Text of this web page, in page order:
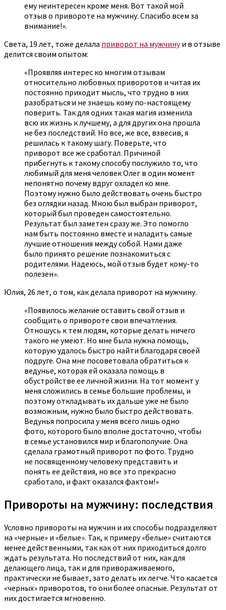
ему неинтересен кроме меня. Вот такой мой
отзыв о привороте на мужчину. Спасибо всем за
внимание!».
Света, 19 лет, тоже делала приворот на мужчинуи в отзыве
делится своим опытом:
«Проявляя интерес ко многим отзывам
относительно любовных приворотов и читая их
постоянно приходит мысль, что трудно в них
разобраться и не знаешь кому по-настоящему
поверить. Так для одних такая магия изменила
всю их жизнь к лучшему, а для других она прошла
не без последствий. Но все, же все, взвесив, я
решилась к такому шагу. Поверьте, что
приворот все же сработал. Причиной
прибегнуть к такому способу послужило то, что
любимый для меня человек Олег в один момент
непонятно почему вдруг охладел ко мне.
Поэтому нужно было действовать очень быстро
без оглядки назад. Мною был выбран приворот,
который был проведен самостоятельно.
Результат был заметен сразу же. Это помогло
нам быть постоянно вместе и наладить самые
лучшие отношения между собой. Нами даже
было принято решение познакомиться с
родителями. Надеюсь, мой отзыв будет кому-то
полезен».
Юлия, 26 лет, о том, как делала приворот на мужчину.
«Появилось желание оставить свой отзыв и
сообщить о привороте свои впечатления.
Отношусь к тем людям, которые делать ничего
такого не умеют. Но мне была нужна помощь,
которую удалось быстро найти благодаря своей
подруге. Она мне посоветовала обратиться к
ведунье, которая ей оказала помощь в
обустройстве ее личной жизни. На тот момент у
меня сложились в семье большие проблемы, и
поэтому откладывать их дальше уже не было
возможным, нужно было быстро действовать.
Ведунья попросила у меня всего лишь одно
фото, которого было вполне достаточно, чтобы
в семье установился мир и благополучие. Она
сделала грамотный приворот по фото. Трудно
не посвященному человеку представить и
понять ее действия, но все это прекрасно
сработало, и факт оказался фактом!»
Привороты на мужчину: последствия
Условно привороты на мужчин и их способы подразделяют
на «черные» и «белые». Так, к примеру «белые» считаются
менее действенными, так как от них приходиться долго
ждать результата. Но последствий от них, как для
делающего лица, так и для привораживаемого,
практически не бывает, зато делать их легче. Что касается
«черных» приворотов, то они более опасные. Результат от
них достигается мгновенно.